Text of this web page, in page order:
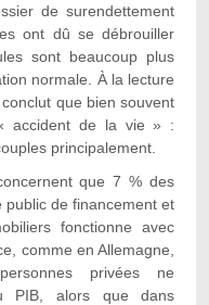
de surendettement
ont dû se débrouiller
sont beaucoup plus
normale. À la lecture
que bien souvent
accident de la vie » :
principalement.
que 7 % des
de financement et
fonctionne avec
comme en Allemagne,
privées ne
PIB, alors que dans